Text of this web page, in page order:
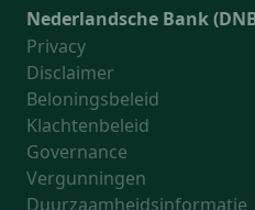
Nederlandsche Bank
Privacy
Disclaimer
Beloningsbeleid
Klachtenbeleid
Governance
Vergunningen
Duurzaamheidsinformatie